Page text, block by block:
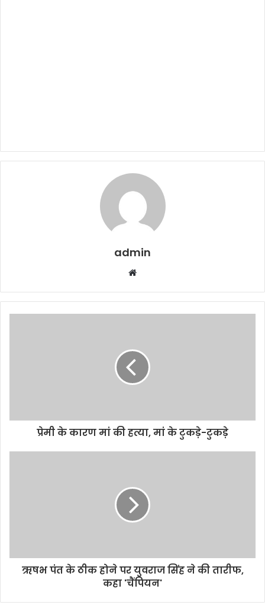
admin
b
s
e
प्रेमी के कारण मां की हत्या, मां के टुकड़े-टुकड़े
ऋषभ पंत के ठीक होने पर युवराज सिंह ने की तारीफ,
कहा 'चैंपियन'